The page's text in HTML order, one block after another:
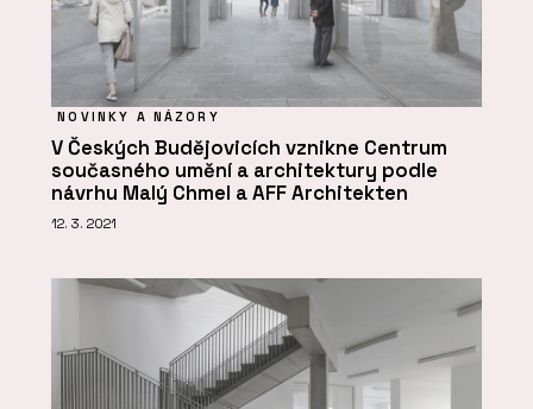
NOVINKY A NÁZORY
V Českých Budějovicích vznikne Centrum
současného umění a architektury podle
návrhu Malý Chmel a AFF Architekten
12. 3. 2021